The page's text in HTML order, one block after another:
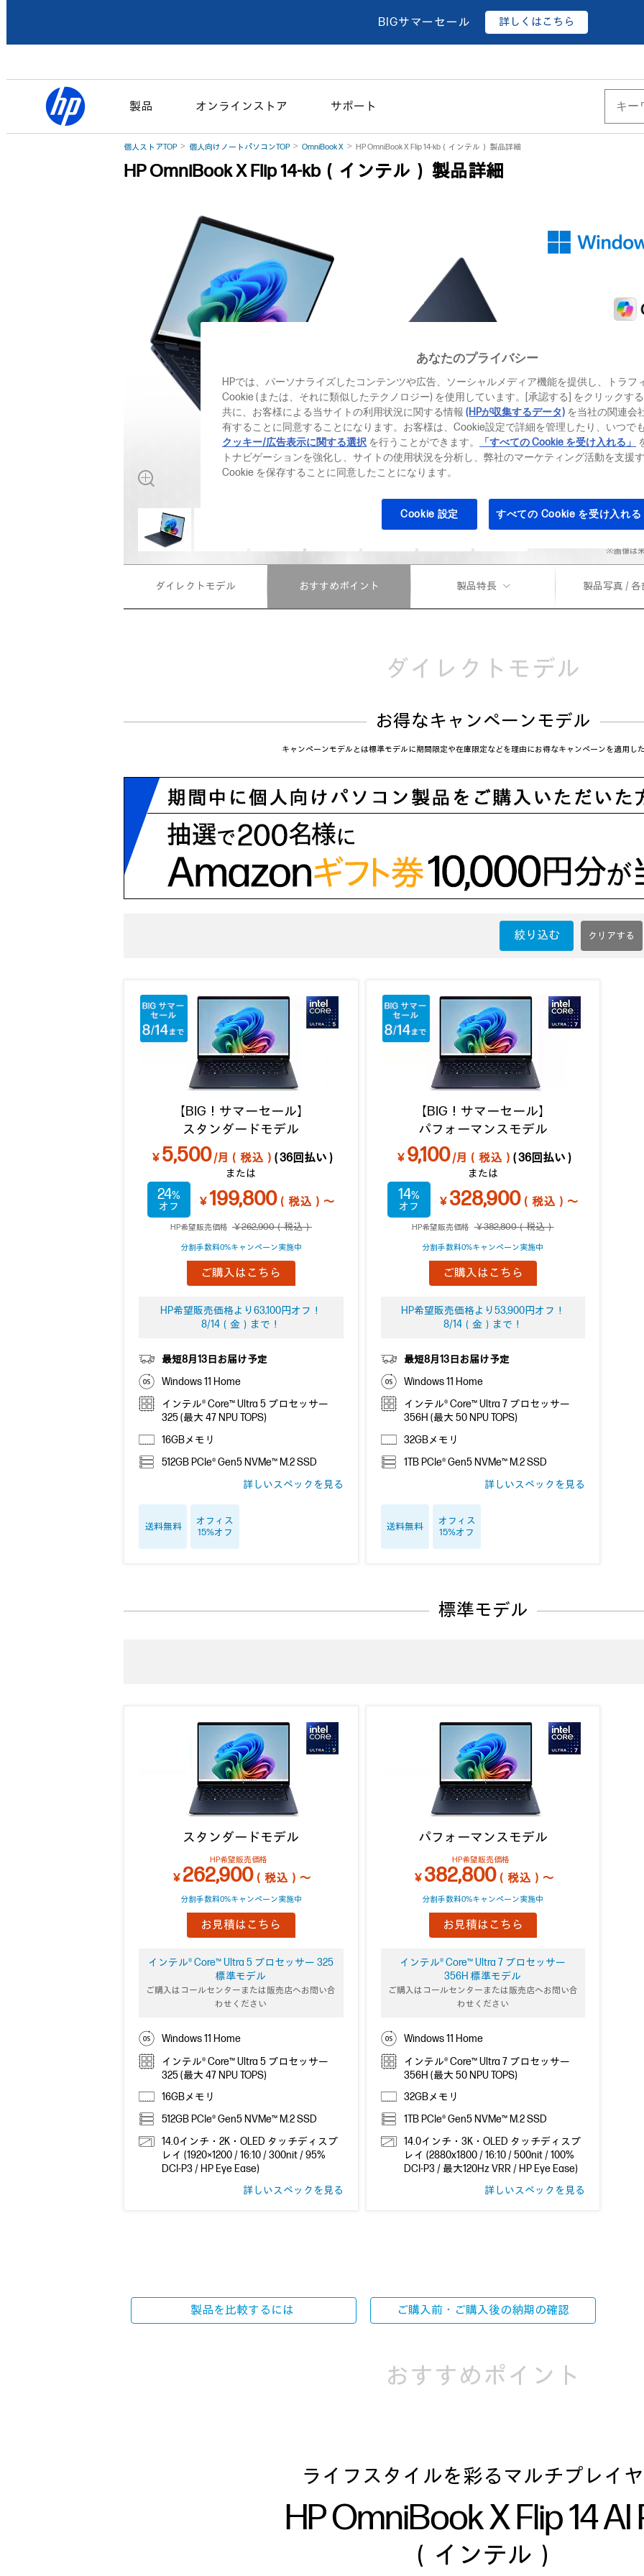
BIGサマーセール 詳しくはこちら
製品 オンラインストア サポート
個人ストアTOP 個人向けノートパソコンTOP OmniBook X HP OmniBook X Flip 14-kb（インテル） 製品詳細
HP OmniBook X Flip 14-kb（インテル） 製品詳細
ダイレクト価格 ￥
価格・モデル
お得なキャンペー
※画像は
ダイレクトモデル おすすめポイント 製品特長 製品写真 / 各
ダイレクトモデル
お得なキャンペーンモデル
キャンペーンモデルとは標準モデルに期間限定や在庫限定などを理由にお得なキャンペーンを適用し
絞り込む
【BIG！サマーセール】
スタンダードモデル
HP希望販売価格
￥ 5,500/月（税込） ( 36回払い )
または
24 ￥199,800（税込）～
￥262,900（税込）
分割手数料0%キャンペーン実施中
ご購入はこちら
HP希望販売価格より63,100円オフ！
8/14（金）まで！
最短8月13日お届け予定
Windows 11 Home
インテル® Core™ Ultra 5 プロセッサー
325 (最大 47 NPU TOPS)
16GBメモリ
512GB PCIe® Gen5 NVMe™ M.2 SSD
詳しいスペックを見る
送料無料
オフィス
15%オフ
【BIG！サマーセール】
パフォーマンスモデル
HP希望販売価格
￥ 9,100/月（税込） ( 36回払い )
または
14 ￥ 328,900（税込）～
￥382,800（税込）
分割手数料0%キャンペーン実施中
ご購入はこちら
HP希望販売価格より53,900円オフ！
8/14（金）まで！
最短8月13日お届け予定
Windows 11 Home
インテル® Core™ Ultra 7 プロセッサー
356H (最大 50 NPU TOPS)
32GBメモリ
1TB PCIe® Gen5 NVMe™ M.2 SSD
詳しいスペックを見る
送料無料
オフィス
15%オフ
標準モデル
スタンダードモデル
HP希望販売価格
￥ 262,900（税込）～
分割手数料0%キャンペーン実施中
お見積はこちら
インテル® Core™ Ultra 5 プロセッサー 325
標準モデル
ご購入はコールセンターまたは販売店へお問い合
わせください
Windows 11 Home
インテル® Core™ Ultra 5 プロセッサー
325 (最大 47 NPU TOPS)
16GBメモリ
512GB PCIe® Gen5 NVMe™ M.2 SSD
14.0インチ・2K・OLED タッチディスプ
レイ (1920×1200 / 16:10 / 300nit / 95%
DCI-P3 / HP Eye Ease)
詳しいスペックを見る
パフォーマンスモデル
HP希望販売価格
￥ 382,800（税込）～
分割手数料0%キャンペーン実施中
お見積はこちら
インテル® Core™ Ultra 7 プロセッサー
356H 標準モデル
ご購入はコールセンターまたは販売店へお問い合
わせください
Windows 11 Home
インテル® Core™ Ultra 7 プロセッサー
356H (最大 50 NPU TOPS)
32GBメモリ
1TB PCIe® Gen5 NVMe™ M.2 SSD
14.0インチ・3K・OLED タッチディスプ
レイ (2880x1800 / 16:10 / 500nit / 100%
DCI-P3 / 最大120Hz VRR / HP Eye Ease)
詳しいスペックを見る
製品を比較するには ご購入前・ご購入後の納期の確認
おすすめポイント
ライフスタイルを彩るマルチプレイ
HP OmniBook X Flip 14 AI
（インテル）
あなたのプライバシー
HPでは、パーソナライズしたコンテンツや広告、ソーシャルメディア機能を提供し、トラフ
Cookie (または、それに類似したテクノロジー) を使用しています。[承認する] をクリックす
共に、お客様による当サイトの利用状況に関する情報 (HPが収集するデータ) を当社の関連会
有することに同意することになります。お客様は、Cookie設定で詳細を管理したり、いつで
クッキー/広告表示に関する選択 を行うことができます。 「すべての Cookie を受け入れる」
トナビゲーションを強化し、サイトの使用状況を分析し、弊社のマーケティング活動を支援
Cookie を保存することに同意したことになります。
Cookie 設定 すべての Cookie を受け入れる